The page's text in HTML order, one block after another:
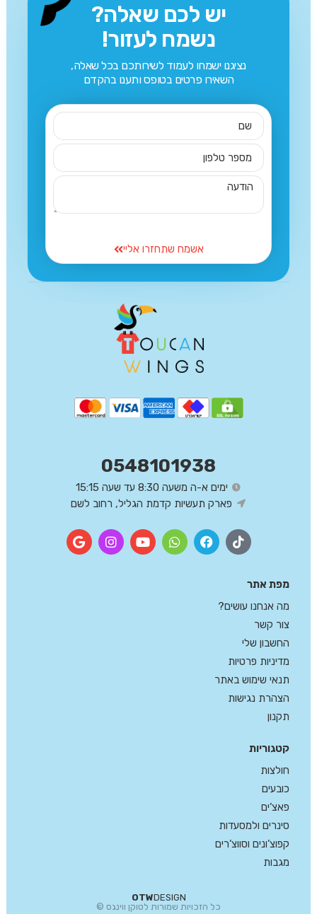
יש לכם שאלה?
נשמח לעזור!
נציגנו ישמחו לעמוד לשירותכם בכל שאלה,
השאירו פרטים בטופס ותענו בהקדם
אשמח שתחזרו אליי
קטגוריות
חולצות
כובעים
פאצ’ים
סינרים ולמסעדות
קפוצ’ונים וסווצ’רים
מגבות
OTWDESIGN
כל הזכויות שמורות לטוקן ווינגס ©
מפת אתר
מה אנחנו עושים?
צור קשר
החשבון שלי
מדיניות פרטיות
תנאי שימוש באתר
הצהרת נגישות
תקנון
0548101938
ימים א-ה משעה 8:30 עד שעה 15:15
פארק תעשיות קדמת הגליל, רחוב לשם